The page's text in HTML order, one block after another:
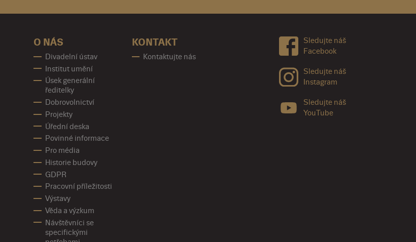
O NÁS
Divadelní ústav
Institut umění
Úsek generální
ředitelky
Dobrovolnictví
Projekty
Úřední deska
Povinné informace
Pro média
Historie budovy
GDPR
Pracovní příležitosti
Výstavy
Věda a výzkum
Návštěvníci se
specifickými
KONTAKT
Kontaktujte nás
Sledujte náš
Facebook
Sledujte náš
Instagram
Sledujte náš
YouTube